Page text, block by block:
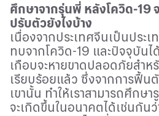
ศึกษาจากรุ่นพี่ หลังโควิด-19
ปรับตัวยังไงบ้าง
เนื่องจากประเทศจีนเป็นประ
ทบจากโควิด-19 และปัจจุบันไ
เกือบจะหายขาดปลอดภัยสำห
เรียบร้อยแล้ว ซึ่งจากการฟื้น
เขานั้น ทำให้เราสามารถศึกษ
จะเกิดขึ้นในอนาคตได้เช่นกัน